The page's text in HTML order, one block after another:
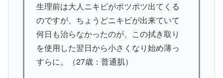
生理前は大人ニキビがポツポツ出てくる
のですが、ちょうどニキビが出来ていて
何日も治らなかったのが、この拭き取り
を使用した翌日から小さくなり始め薄っ
すらに。（27歳：普通肌）